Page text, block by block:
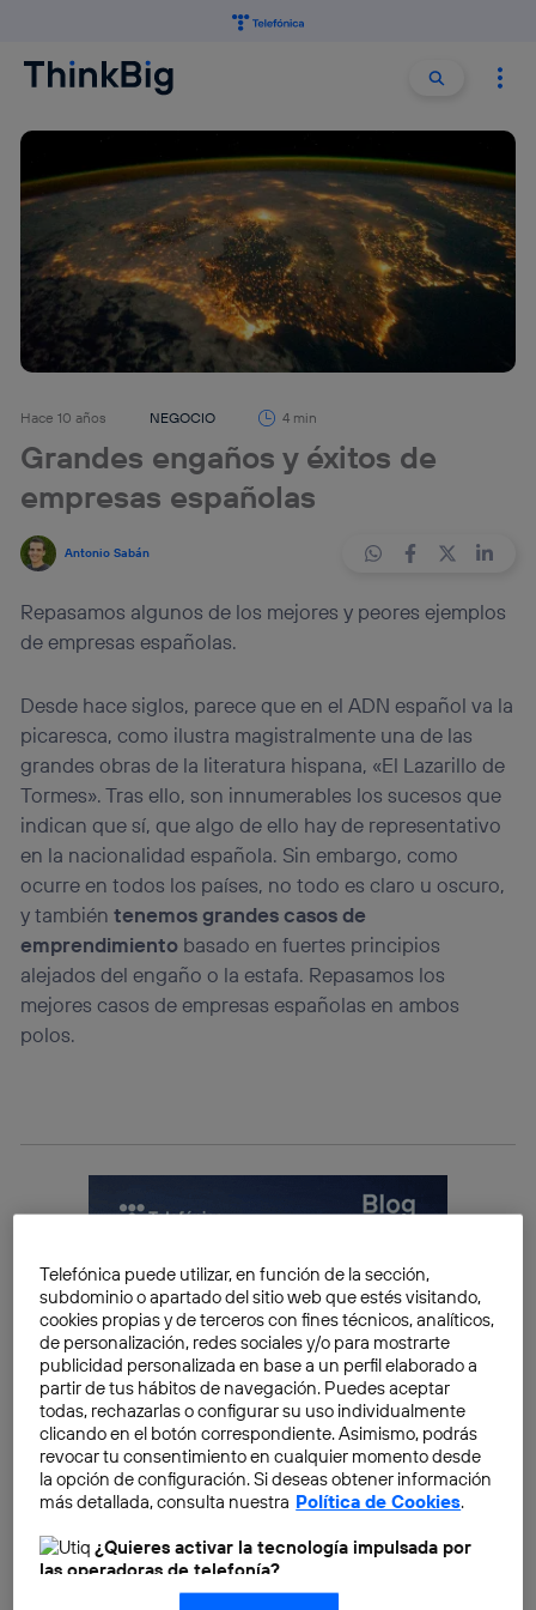
Buscar
Hace 10 años NEGOCIO 4 min
Grandes engaños y éxitos de
empresas españolas
Antonio Sabán
Repasamos algunos de los mejores y peores ejemplos
de empresas españolas.
Desde hace siglos, parece que en el ADN español va la
picaresca, como ilustra magistralmente una de las
grandes obras de la literatura hispana, «El Lazarillo de
Tormes». Tras ello, son innumerables los sucesos que
indican que sí, que algo de ello hay de representativo
en la nacionalidad española. Sin embargo, como
ocurre en todos los países, no todo es claro u oscuro,
y tambiéntenemos grandes casos de
emprendimiento basado en fuertes principios
alejados del engaño o la estafa. Repasamos los
mejores casos de empresas españolas en ambos
polos.
Telefónica puede utilizar, en función de la sección,
subdominio o apartado del sitio web que estés visitando,
cookies propias y de terceros con fines técnicos, analíticos,
de personalización, redes sociales y/o para mostrarte
publicidad personalizada en base a un perfil elaborado a
partir de tus hábitos de navegación. Puedes aceptar
todas, rechazarlas o configurar su uso individualmente
clicando en el botón correspondiente. Asimismo, podrás
revocar tu consentimiento en cualquier momento desde
la opción de configuración. Si deseas obtener información
más detallada, consulta nuestra Política de Cookies.
¿Quieres activar la tecnología impulsada por
las operadoras de telefonía?
Nosotros, Telefónica S.A., utilizamos la tecnología Utiq para